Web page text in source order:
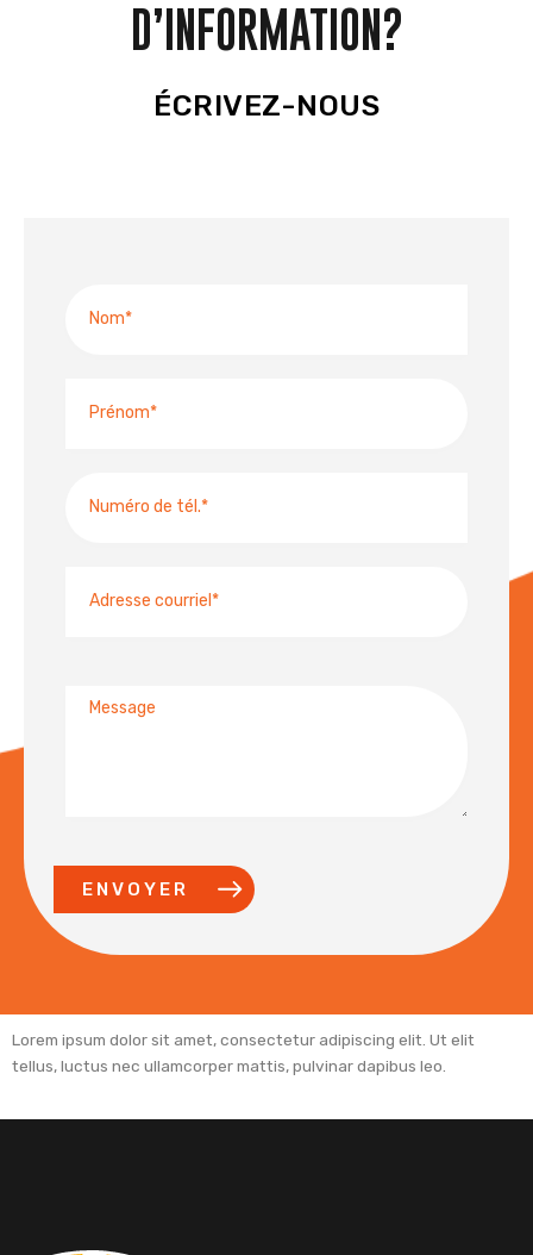
D’INFORMATION?
ÉCRIVEZ-NOUS
courriel
Message
ENVOYER
Lorem ipsum dolor sit amet, consectetur adipiscing elit. Ut elit
tellus, luctus nec ullamcorper mattis, pulvinar dapibus leo.